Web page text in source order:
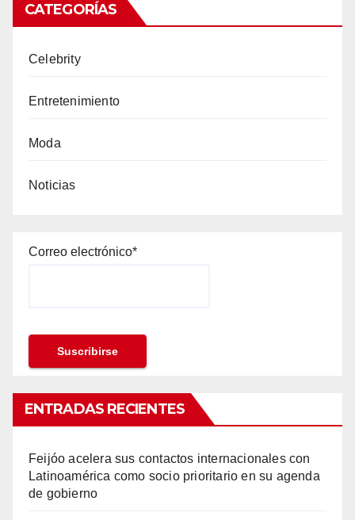
CATEGORÍAS
Celebrity
Entretenimiento
Moda
Noticias
Correo electrónico*
ENTRADAS RECIENTES
Feijóo acelera sus contactos internacionales con
Latinoamérica como socio prioritario en su agenda
de gobierno